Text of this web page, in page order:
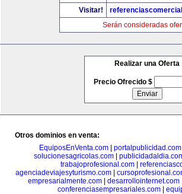
Visitar!
Serán consideradas
Realizar una Oferta
Precio Ofrecido $
Otros dominios en venta:
EquiposEnVenta.com
portalpublicidad.com
solucionesagricolas.com|
trabajoprofesional.com|
agenciadeviajesyturismo.com
empresarialmente.com
desarrollointernet.com
conferenciasempresariales.com|